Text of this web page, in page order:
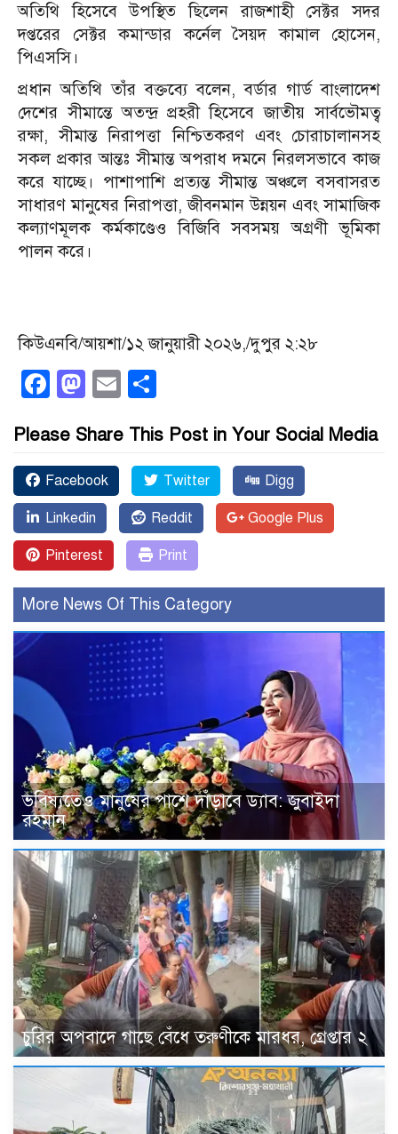
অতিথি হিসেবে উপস্থিত ছিলেন রাজশাহী সেক্টর সদর
দপ্তরের সেক্টর কমান্ডার কর্নেল সৈয়দ কামাল হোসেন,
পিএসসি।
প্রধান অতিথি তাঁর বক্তব্যে বলেন, বর্ডার গার্ড বাংলাদেশ
দেশের সীমান্তে অতন্দ্র প্রহরী হিসেবে জাতীয় সার্বভৌমত্ব
রক্ষা, সীমান্ত নিরাপত্তা নিশ্চিতকরণ এবং চোরাচালানসহ
সকল প্রকার আন্তঃ সীমান্ত অপরাধ দমনে নিরলসভাবে কাজ
করে যাচ্ছে। পাশাপাশি প্রত্যন্ত সীমান্ত অঞ্চলে বসবাসরত
সাধারণ মানুষের নিরাপত্তা, জীবনমান উন্নয়ন এবং সামাজিক
কল্যাণমূলক কর্মকাণ্ডেও বিজিবি সবসময় অগ্রণী ভূমিকা
পালন করে।
কিউএনবি/আয়শা/১২ জানুয়ারী ২০২৬,/দুপুর ২:২৮
Facebook
Mastodon
Email
Please Share This Post in Your Social Media
Facebook Twitter Digg
Linkedin Reddit Google Plus
Pinterest Print
More News Of This Category
ভবিষ্যতেও মানুষের পাশে দাঁড়াবে ড্যাব: জুবাইদা
রহমান
চুরির অপবাদে গাছে বেঁধে তরুণীকে মারধর, গ্রেপ্তার ২